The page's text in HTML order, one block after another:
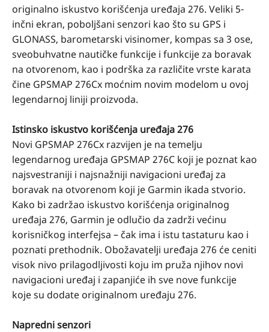
originalno iskustvo korišćenja uređaja 276. Veliki 5-
inčni ekran, poboljšani senzori kao što su GPS i
GLONASS, barometarski visinomer, kompas sa 3 ose,
sveobuhvatne nautičke funkcije i funkcije za boravak
na otvorenom, kao i podrška za različite vrste karata
čine GPSMAP 276Cx moćnim novim modelom u ovoj
legendarnoj liniji proizvoda.
Istinsko iskustvo korišćenja uređaja 276
Novi GPSMAP 276Cx razvijen je na temelju
legendarnog uređaja GPSMAP 276C koji je poznat kao
najsvestraniji i najsnažniji navigacioni uređaj za
boravak na otvorenom koji je Garmin ikada stvorio.
Kako bi zadržao iskustvo korišćenja originalnog
uređaja 276, Garmin je odlučio da zadrži većinu
korisničkog interfejsa – čak ima i istu tastaturu kao i
poznati prethodnik. Obožavatelji uređaja 276 će ceniti
visok nivo prilagodljivosti koju im pruža njihov novi
navigacioni uređaj i zapanjiće ih sve nove funkcije
koje su dodate originalnom uređaju 276.
Napredni senzori